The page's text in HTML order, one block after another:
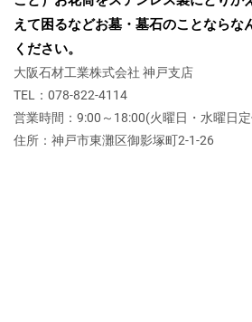
えて困るなどお墓・墓石のことならな
ください。
大阪石材工業株式会社 神戸支店
TEL：078-822-4114
営業時間：9:00～18:00(火曜日・水曜日
住所：神戸市東灘区御影塚町2‐1‐26